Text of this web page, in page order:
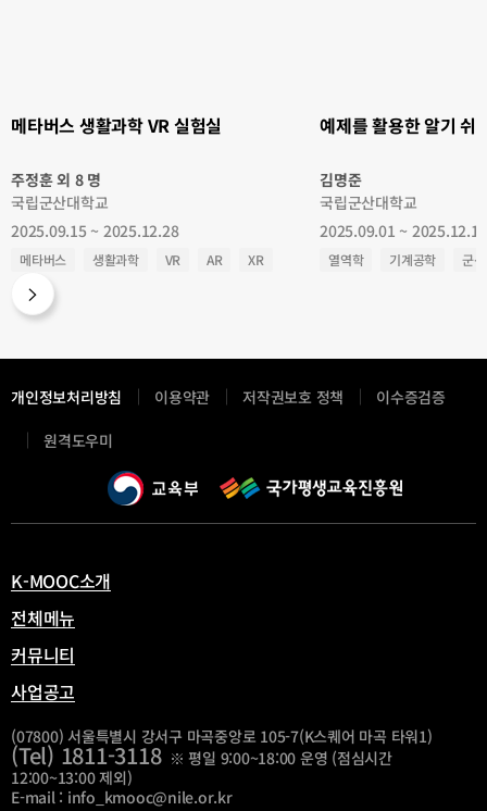
메타버스 생활과학 VR 실험실
주정훈 외 8 명
국립군산대학교
2025.09.15 ~ 2025.12.28
메타버스 생활과학 VR AR
XR
예제를 활용한 알기 쉬
김명준
국립군산대학교
2025.09.01 ~ 2025.12.14
열역학 기계공학
군
개인정보처리방침 이용약관 저작권보호 정책
이수증검증
원격도우미새
창
열
K-MOOC소개
전체메뉴
커뮤니티
사업공고
(07800) 서울특별시 강서구 마곡중앙로 105-7(K스퀘어 마곡 타워1)
(Tel) 1811-3118※ 평일 9:00~18:00 운영 (점심시간
12:00~13:00 제외)
E-mail : info_kmooc@nile.or.kr